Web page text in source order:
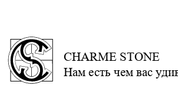
CHARME STONE
Нам есть чем вас